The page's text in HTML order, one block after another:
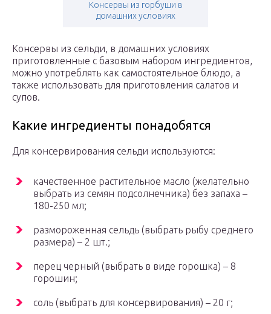
Консервы из горбуши в
домашних условиях
Консервы из сельди, в домашних условиях
приготовленные с базовым набором ингредиентов,
можно употреблять как самостоятельное блюдо, а
также использовать для приготовления салатов и
супов.
Какие ингредиенты понадобятся
Для консервирования сельди используются:
качественное растительное масло (желательно
выбрать из семян подсолнечника) без запаха –
180-250 мл;
размороженная сельдь (выбрать рыбу среднего
размера) – 2 шт.;
перец черный (выбрать в виде горошка) – 8
горошин;
соль (выбрать для консервирования) – 20 г;